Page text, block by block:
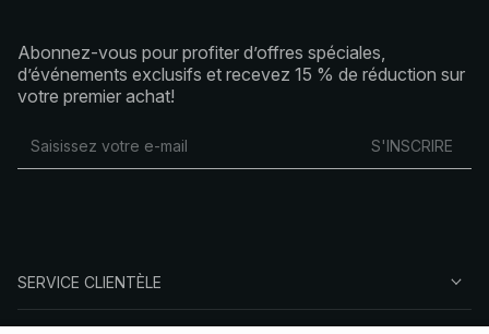
Abonnez-vous pour profiter d’offres spéciales,
d’événements exclusifs et recevez 15 % de réduction sur
votre premier achat!
S'INSCRIRE
SERVICE CLIENTÈLE